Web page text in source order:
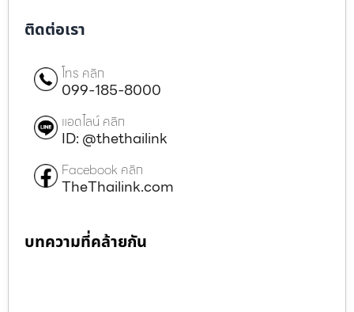
ติดต่อเรา
โทร คลิก
099-185-8000
แอดไลน์ คลิก
ID: @thethailink
Facebook คลิก
TheThailink.com
บทความที่คล้ายกัน